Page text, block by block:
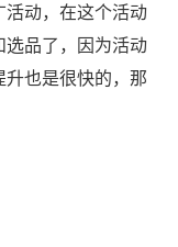
活动，在这个活动
选品了，因为活动
升也是很快的，那